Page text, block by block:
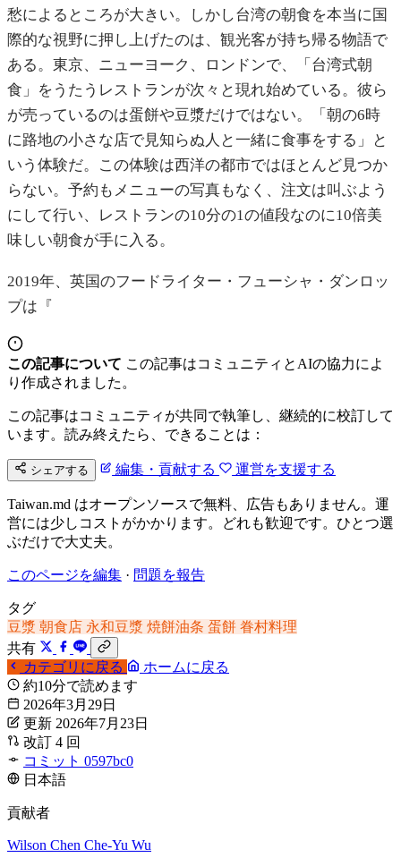
愁によるところが大きい。しかし台湾の朝食を本当に国
際的な視野に押し上げたのは、観光客が持ち帰る物語で
ある。東京、ニューヨーク、ロンドンで、「台湾式朝
食」をうたうレストランが次々と現れ始めている。彼ら
が売っているのは蛋餅や豆漿だけではない。「朝の6時
に路地の小さな店で見知らぬ人と一緒に食事をする」と
いう体験だ。この体験は西洋の都市ではほとんど見つか
らない。予約もメニューの写真もなく、注文は叫ぶよう
にして行い、レストランの10分の1の値段なのに10倍美
味しい朝食が手に入る。
2019年、英国のフードライター・フューシャ・ダンロッ
プは『
この記事について この記事はコミュニティとAIの協力によ
り作成されました。
この記事はコミュニティが共同で執筆し、継続的に校訂して
います。読み終えたら、できることは：
シェアする 編集・貢献する 運営を支援する
Taiwan.md はオープンソースで無料、広告もありません。運
営には少しコストがかかります。どれも歓迎です。ひとつ選
ぶだけで大丈夫。
このページを編集 · 問題を報告
タグ
豆漿 朝食店 永和豆漿 焼餅油条 蛋餅 眷村料理
共有
カテゴリに戻る
ホームに戻る
約10分で読めます
2026年3月29日
更新 2026年7月23日
改訂 4 回
コミット 0597bc0
日本語
貢献者
Wilson Chen Che-Yu Wu